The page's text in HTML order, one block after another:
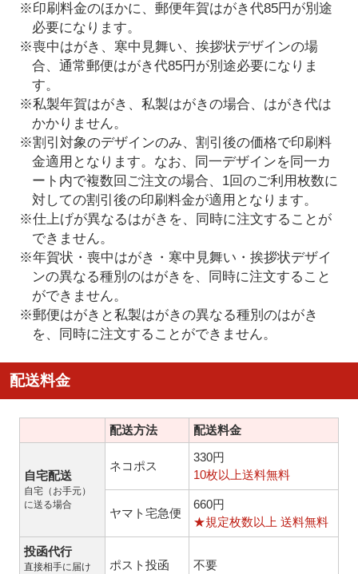
※印刷料金のほかに、郵便年賀はがき代85円が別途
必要になります。
※喪中はがき、寒中見舞い、挨拶状デザインの場
合、通常郵便はがき代85円が別途必要になりま
す。
※私製年賀はがき、私製はがきの場合、はがき代は
かかりません。
※割引対象のデザインのみ、割引後の価格で印刷料
金適用となります。なお、同一デザインを同一カ
ート内で複数回ご注文の場合、1回のご利用枚数に
対しての割引後の印刷料金が適用となります。
※仕上げが異なるはがきを、同時に注文することが
できません。
※年賀状・喪中はがき・寒中見舞い・挨拶状デザイ
ンの異なる種別のはがきを、同時に注文すること
ができません。
※郵便はがきと私製はがきの異なる種別のはがき
を、同時に注文することができません。
配送料金
配送方法 配送料金
自宅配送
自宅（お手元）
に送る場合
ネコポス
330円
10枚以上送料無料
ヤマト宅急便
660円
★規定枚数以上 送料無料
投函代行
直接相手に届け
ポスト投函 不要